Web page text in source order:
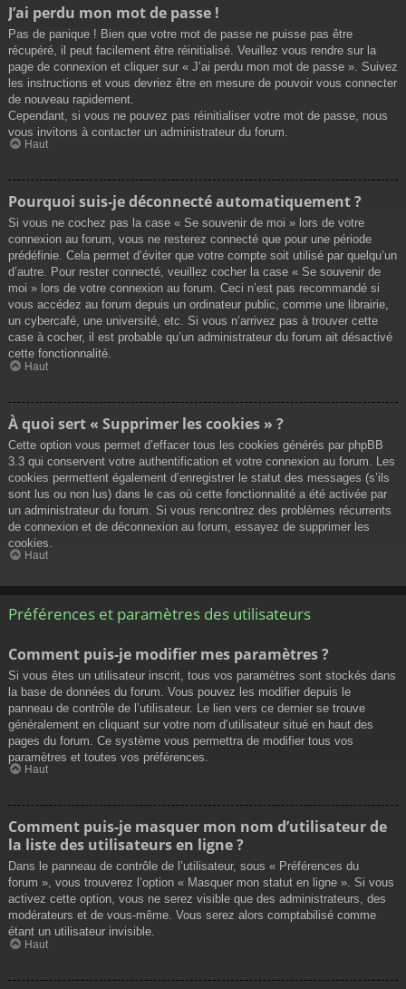
J’ai perdu mon mot de passe !
Pas de panique ! Bien que votre mot de passe ne puisse pas être
récupéré, il peut facilement être réinitialisé. Veuillez vous rendre sur la
page de connexion et cliquer sur « J’ai perdu mon mot de passe ». Suivez
les instructions et vous devriez être en mesure de pouvoir vous connecter
de nouveau rapidement.
Cependant, si vous ne pouvez pas réinitialiser votre mot de passe, nous
vous invitons à contacter un administrateur du forum.
Haut
Pourquoi suis-je déconnecté automatiquement ?
Si vous ne cochez pas la case « Se souvenir de moi » lors de votre
connexion au forum, vous ne resterez connecté que pour une période
prédéfinie. Cela permet d’éviter que votre compte soit utilisé par quelqu’un
d’autre. Pour rester connecté, veuillez cocher la case « Se souvenir de
moi » lors de votre connexion au forum. Ceci n’est pas recommandé si
vous accédez au forum depuis un ordinateur public, comme une librairie,
un cybercafé, une université, etc. Si vous n’arrivez pas à trouver cette
case à cocher, il est probable qu’un administrateur du forum ait désactivé
cette fonctionnalité.
Haut
À quoi sert « Supprimer les cookies » ?
Cette option vous permet d’effacer tous les cookies générés par phpBB
3.3 qui conservent votre authentification et votre connexion au forum. Les
cookies permettent également d’enregistrer le statut des messages (s’ils
sont lus ou non lus) dans le cas où cette fonctionnalité a été activée par
un administrateur du forum. Si vous rencontrez des problèmes récurrents
de connexion et de déconnexion au forum, essayez de supprimer les
cookies.
Haut
Préférences et paramètres des utilisateurs
Comment puis-je modifier mes paramètres ?
Si vous êtes un utilisateur inscrit, tous vos paramètres sont stockés dans
la base de données du forum. Vous pouvez les modifier depuis le
panneau de contrôle de l’utilisateur. Le lien vers ce dernier se trouve
généralement en cliquant sur votre nom d’utilisateur situé en haut des
pages du forum. Ce système vous permettra de modifier tous vos
paramètres et toutes vos préférences.
Haut
Comment puis-je masquer mon nom d’utilisateur de
la liste des utilisateurs en ligne ?
Dans le panneau de contrôle de l’utilisateur, sous « Préférences du
forum », vous trouverez l’option « Masquer mon statut en ligne ». Si vous
activez cette option, vous ne serez visible que des administrateurs, des
modérateurs et de vous-même. Vous serez alors comptabilisé comme
étant un utilisateur invisible.
Haut